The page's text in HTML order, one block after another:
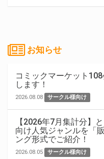
お知らせ
コミックマーケット
します！
2026.08.08 サークル様向け
【2026年7月集計分】
向け人気ジャンルを「
ング形式でご紹介！
2026.08.05 サークル様向け